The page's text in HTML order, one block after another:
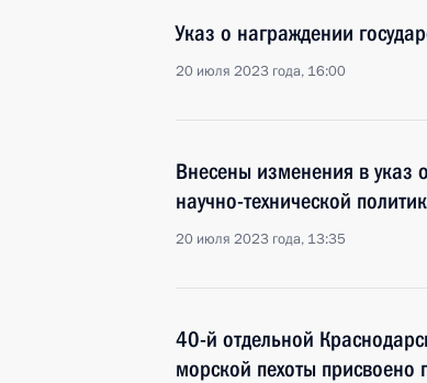
Указ о награждении
20 июля 2023 года, 16:00
Внесены изменения в указ
научно-технической
20 июля 2023 года, 13:35
40-й отдельной
морской пехоты присвоено